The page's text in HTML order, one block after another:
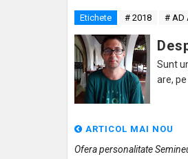
Etichete # 2018 # AD
Sunt
are,
ARTICOL MAI NOU
Ofera personalitate